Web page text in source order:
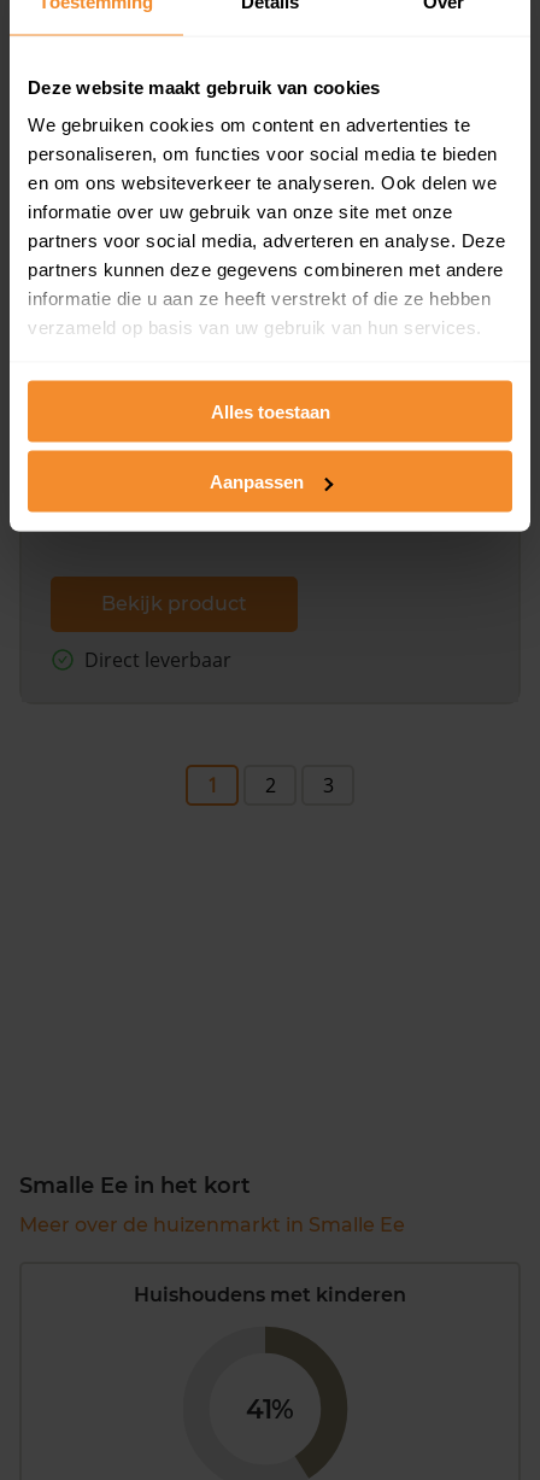
Deze website maakt gebruik van cookies
We gebruiken cookies om content en advertenties te
personaliseren, om functies voor social media te bieden
en om ons websiteverkeer te analyseren. Ook delen we
informatie over uw gebruik van onze site met onze
partners voor social media, adverteren en analyse. Deze
partners kunnen deze gegevens combineren met andere
informatie die u aan ze heeft verstrekt of die ze hebben
verzameld op basis van uw gebruik van hun services.
Alles toestaan
Aanpassen
Bekijk product
Direct leverbaar
Een uitgebreid overzicht van het perceel en
dit inclusief de luchtfoto!
Bekijk product
Direct leverbaar
1 2 3
Smalle Ee in het kort
Meer over de huizenmarkt in Smalle Ee
Huishoudens met kinderen
41%